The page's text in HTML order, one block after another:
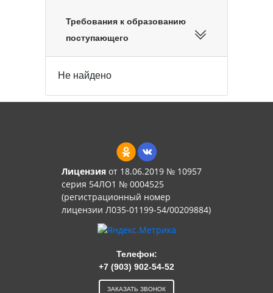
Требования к образованию
поступающего
Не найдено
Лицензияот 18.06.2019 № 10957
серия 54ЛО1 № 0004525
(регистрационный номер
лицензии Л035-01199-54/00209884)
Телефон:
+7 (903) 902-54-52
ЗАКАЗАТЬ ЗВОНОК